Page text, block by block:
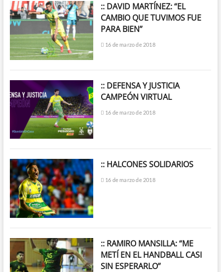
:: DAVID MARTÍNEZ: “EL
CAMBIO QUE TUVIMOS FUE
PARA BIEN”
16 de marzo de 2018
:: DEFENSA Y JUSTICIA
CAMPEÓN VIRTUAL
16 de marzo de 2018
:: HALCONES SOLIDARIOS
16 de marzo de 2018
:: RAMIRO MANSILLA: “ME
METÍ EN EL HANDBALL CASI
SIN ESPERARLO”